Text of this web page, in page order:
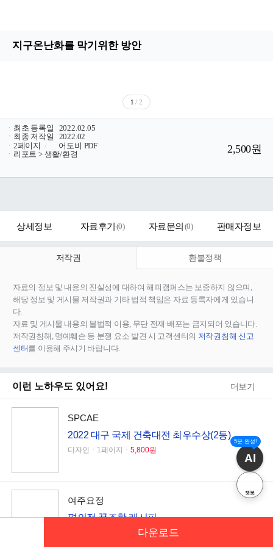
지구온난화를 막기위한 방안
1 / 2
ㆍ 최초 등록일
2022.02.05
ㆍ 최종 저작일
2022.02
ㆍ 2페이지 /
어도비 PDF
ㆍ 리포트 > 생활/환경 2,500원
상세정보 자료후기 (0) 자료문의 (0) 판매자정보
저작권 환불정책
자료의 정보 및 내용의 진실성에 대하여 해피캠퍼스는 보증하지 않으며,
해당 정보 및 게시물 저작권과 기타 법적 책임은 자료 등록자에게 있습니
다.
자료 및 게시물 내용의 불법적 이용, 무단 전재∙배포는 금지되어 있습니다.
저작권침해, 명예훼손 등 분쟁 요소 발견 시 고객센터의 저작권침해 신고
센터를 이용해 주시기 바랍니다.
이런 노하우도 있어요! 더보기
SPCAE
2022 대구 국제 건축대전 최우수상(2등)
디자인ㆍ1페이지ㆍ 5,800원
여주요정
편의점 꿀조합 레시피
요리레시피ㆍ10페이지ㆍ3,000원
다운로드
5분 완성!
AI
챗봇